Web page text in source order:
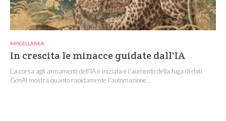
MISCELLANEA
In crescita le minacce guidate dall'IA
La corsa agli armamenti dell'IA è iniziata e l'aumento della fuga di dati
GenAI mostra quanto rapidamente l'automazione...